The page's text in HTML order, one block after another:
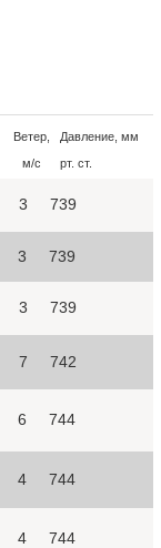
Ветер,
м/с
Давление, мм
рт. ст.
3 739
3 739
3 739
7 742
6 744
4 744
4 744